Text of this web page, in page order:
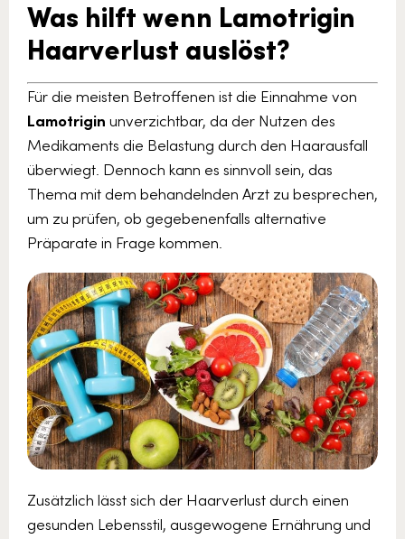
Was hilft wenn Lamotrigin
Haarverlust auslöst?
Für die meisten Betroffenen ist die Einnahme von
Lamotrigin unverzichtbar, da der Nutzen des
Medikaments die Belastung durch den Haarausfall
überwiegt. Dennoch kann es sinnvoll sein, das
Thema mit dem behandelnden Arzt zu besprechen,
um zu prüfen, ob gegebenenfalls alternative
Präparate in Frage kommen.
Zusätzlich lässt sich der Haarverlust durch einen
gesunden Lebensstil, ausgewogene Ernährung und